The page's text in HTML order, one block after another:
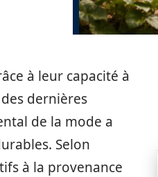
à leur capacité à
dernières
de la mode a
Selon
à la provenance